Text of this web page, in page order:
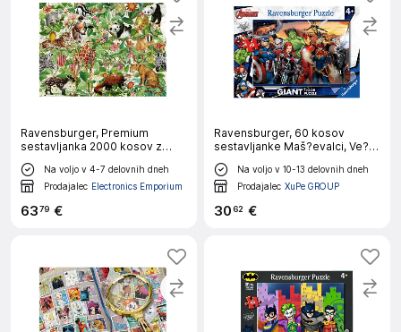
Ravensburger, Premium
sestavljanka 2000 kosov z
motivom džungle Softclick v
izjemno debelem kartonu, Ve?
barvno
Na voljo v 4-7 delovnih dneh
Prodajalec Electronics Emporium
6379 €
Ravensburger, 60 kosov
sestavljanke Maš?evalci, Ve?
barvno
Na voljo v 10-13 delovnih dneh
Prodajalec XuPe GROUP
3062 €